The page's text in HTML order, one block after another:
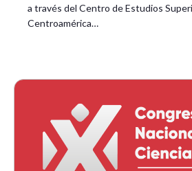
a través del Centro de Estudios
Centroamérica…